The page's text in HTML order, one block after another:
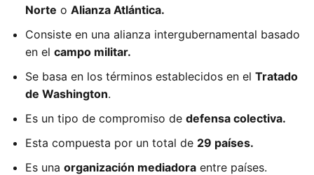
Norte o Alianza Atlántica.
Consiste en una alianza intergubernamental basado
en el campo militar.
Se basa en los términos establecidos en el Tratado
de Washington.
Es un tipo de compromiso de defensa colectiva.
Esta compuesta por un total de 29 países.
Es una organización mediadora entre países.